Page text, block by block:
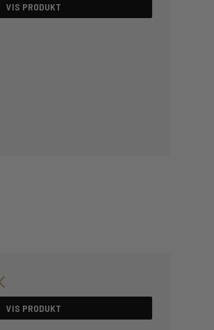
VIS PRODUKT
VIS PRODUKT